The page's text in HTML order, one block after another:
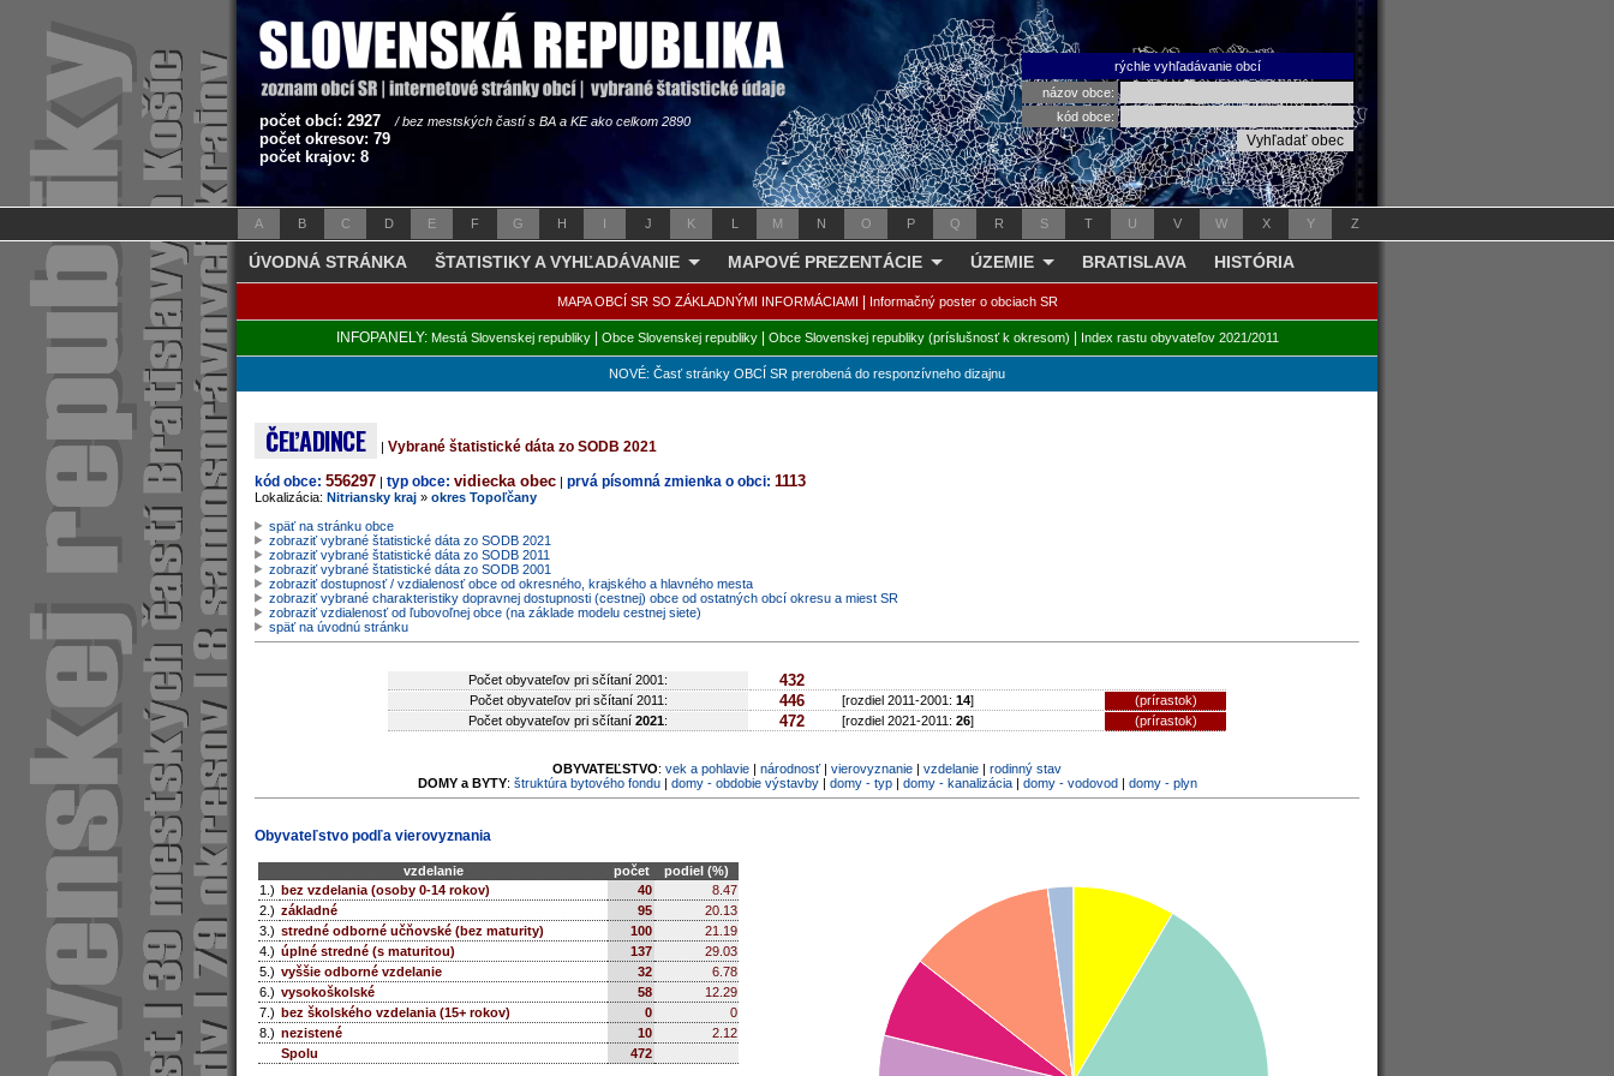
počet obcí: 2927 / bez mestských častí s BA a KE ako celkom 2890
počet okresov: 79
počet krajov: 8
rýchle vyhľadávanie obcí
názov obce:
kód obce:
A B C D E F G H I J K L M N O P Q R S T U V W X Y Z
ÚVODNÁ STRÁNKA ŠTATISTIKY A VYHĽADÁVANIE MAPOVÉ PREZENTÁCIE ÚZEMIE BRATISLAVA HISTÓRIA
MAPA OBCÍ SR SO ZÁKLADNÝMI INFORMÁCIAMI Informačný poster o obciach SR
INFOPANELY: Mestá Slovenskej republiky| Obce Slovenskej republiky| Obce Slovenskej republiky (príslušnosť k okresom) Index rastu obyvateľov 2021/2011
NOVÉ: Časť stránky OBCÍ SR prerobená do responzívneho dizajnu
ČEĽADINCE | Vybrané štatistické dáta zo SODB 2021
kód obce: 556297 | typ obce: vidiecka obec | prvá písomná zmienka o obci: 1113
Lokalizácia: Nitriansky kraj » okres Topoľčany
späť na stránku obce
zobraziť vybrané štatistické dáta zo SODB 2021
zobraziť vybrané štatistické dáta zo SODB 2011
zobraziť vybrané štatistické dáta zo SODB 2001
zobraziť dostupnosť / vzdialenosť obce od okresného, krajského a hlavného mesta
zobraziť vybrané charakteristiky dopravnej dostupnosti (cestnej) obce od ostatných obcí okresu a miest SR
zobraziť vzdialenosť od ľubovoľnej obce (na základe modelu cestnej siete)
späť na úvodnú stránku
Počet obyvateľov pri sčítaní 2001: 432
Počet obyvateľov pri sčítaní 2011: 446 [rozdiel 2011-2001: 14]
(prírastok)
Počet obyvateľov pri sčítaní 2021: 472 [rozdiel 2021-2011: 26] (prírastok)
OBYVATEĽSTVO: vek a pohlavie | národnosť| vierovyznanie | vzdelanie | rodinný stav
DOMY a BYTY: štruktúra bytového fondu| domy - obdobie výstavby| domy - typ| domy - kanalizácia| domy - vodovod| domy - plyn
Obyvateľstvo podľa vierovyznania
vzdelanie počet
podiel (%)
1.) bez vzdelania (osoby 0-14 rokov) 40
8.47
2.) základné 95
20.13
3.) stredné odborné učňovské (bez maturity) 100
21.19
4.) úplné stredné (s maturitou) 137
29.03
5.) vyššie odborné vzdelanie 32
6.78
6.) vysokoškolské 58
12.29
7.) bez školského vzdelania (15+ rokov) 0
0
8.) nezistené 10
2.12
Spolu
472